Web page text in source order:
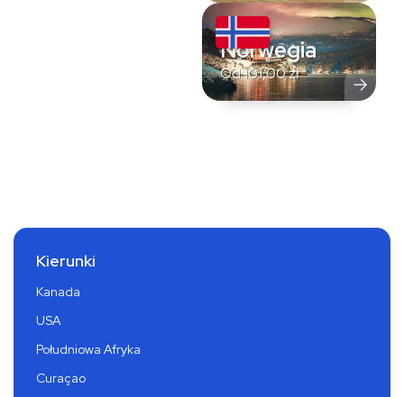
Norwegia
Od101,00zł
Kierunki
Kanada
USA
Południowa Afryka
Curaçao